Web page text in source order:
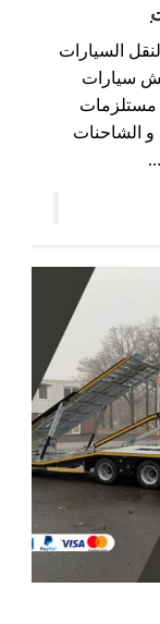
السيارات
سيارات
مستلزمات
و الشاحنات